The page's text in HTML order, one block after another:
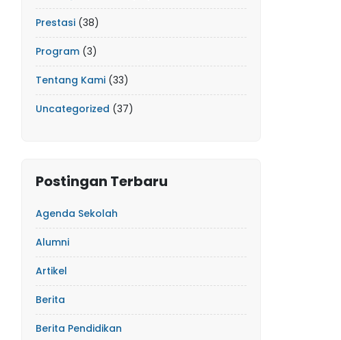
Prestasi (38)
Program (3)
Tentang Kami (33)
Uncategorized (37)
Postingan Terbaru
Agenda Sekolah
Alumni
Artikel
Berita
Berita Pendidikan